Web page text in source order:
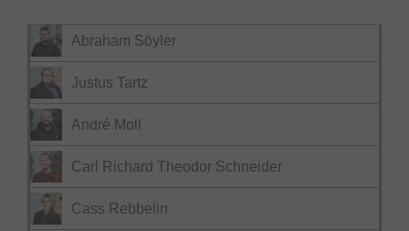
Abraham Söyler
Justus Tartz
André Moll
Carl Richard Theodor Schneider
Cass Rebbelin